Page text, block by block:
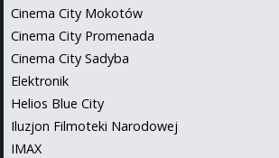
Cinema City Mokotów
Cinema City Promenada
Cinema City Sadyba
Elektronik
Helios Blue City
Iluzjon Filmoteki Narodowej
IMAX